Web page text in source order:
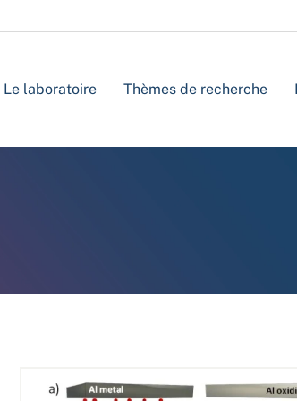
Le laboratoire Thèmes de recherche